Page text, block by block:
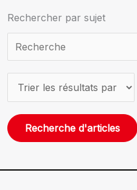
Rechercher par sujet